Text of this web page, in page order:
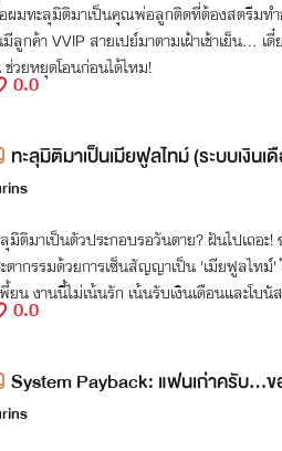
ผมทะลุมิติมาเป็นคุณพ่อลูกติดที่ต้องสตรีมทำ
ลูกค้า VVIP สายเปย์มาตามเฝ้าเช้าเย็น... เ
ช่วยหยุดโอนก่อนได้ไหม!
0.0
ทะลุมิติมาเป็นเมียฟูลไทม์ (ระบบเงินเ
มิติมาเป็นตัวประกอบรอวันตาย? ฝันไปเถอะ
ตากรรมด้วยการเซ็นสัญญาเป็น 'เมียฟูลไทม์'
ยน งานนี้ไม่เน้นรัก เน้นรับเงินเดือนและโบ
0.0
System Payback: แฟนเก่าครับ...
ย!